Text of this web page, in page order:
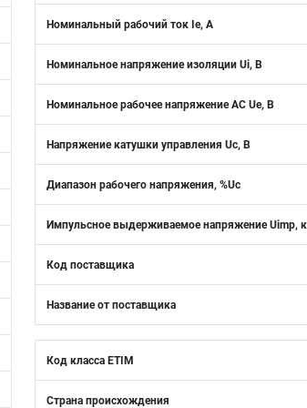
Номинальный рабочий ток Ie, A
Номинальное напряжение изоляции Ui, В
Номинальное рабочее напряжение AC Ue, В
Напряжение катушки управления Uc, В
Диапазон рабочего напряжения, %Uc
Импульсное выдерживаемое напряжение Uimp,
Код поставщика
Название от поставщика
Код класса ETIM
Страна происхождения